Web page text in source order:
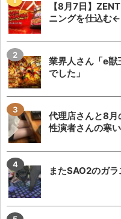
【8月7日】
ニングを仕込む
業界人さん「e獣
でした」
代理店さんと8月
性演者さんの寒
またSAO2のガ